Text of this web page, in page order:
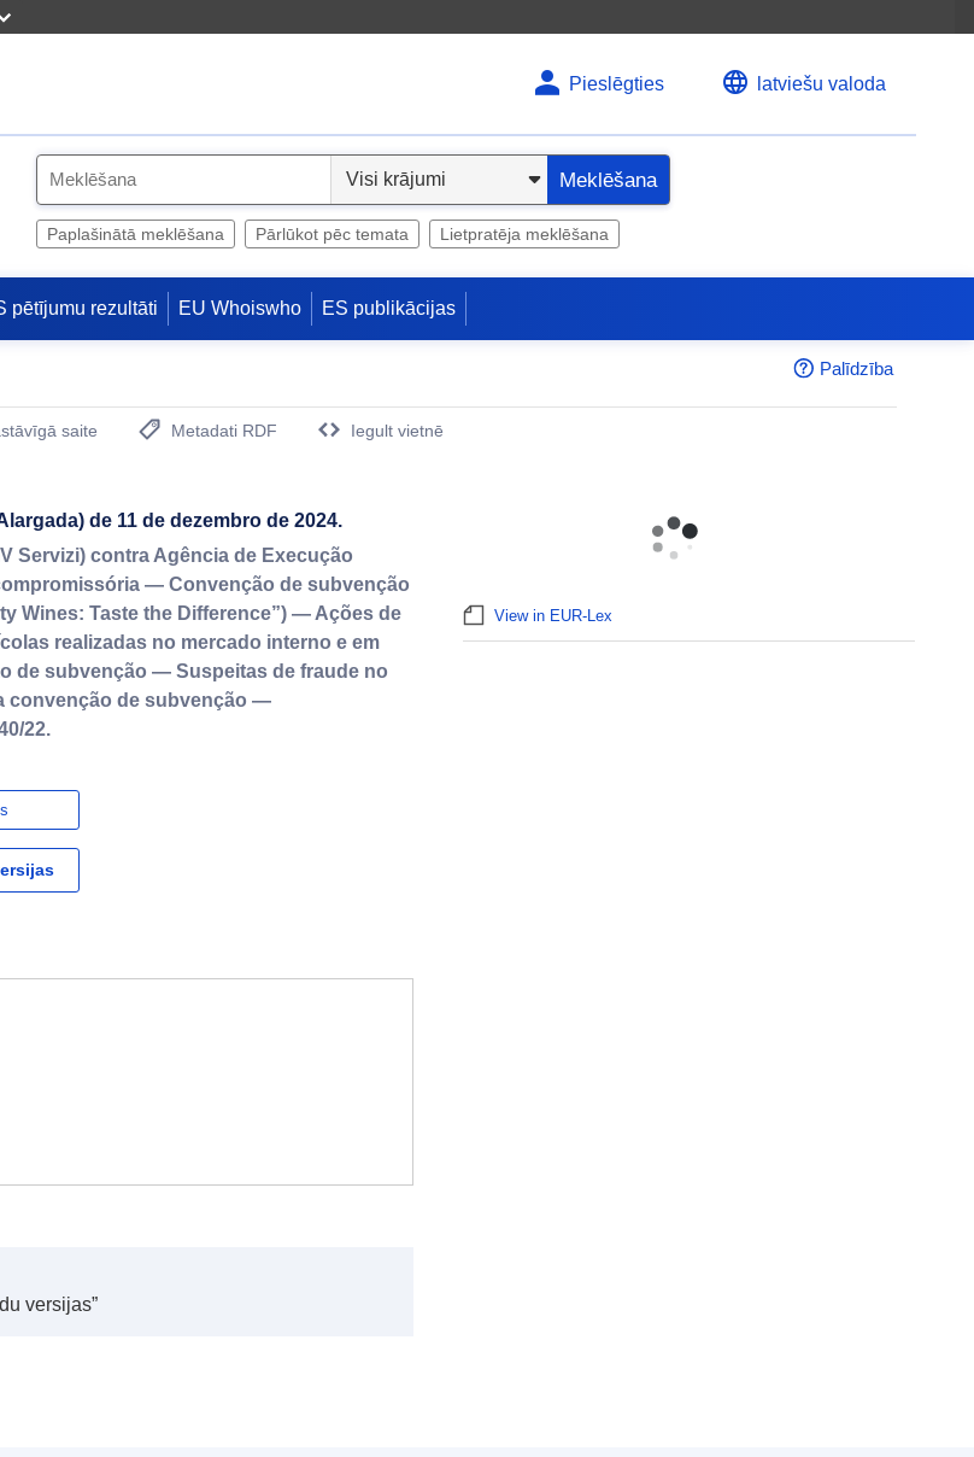
Pieslēgties latviešu valoda
e
Meklēšana
Paplašinātā meklēšana Pārlūkot pēc temata Lietpratēja meklēšana
pētījumu rezultāti EU Whoiswho ES publikācijas
Palīdzība
saite
Metadati RDF
Iegult vietnē
de 11 de dezembro de 2024.
Servizi) contra Agência de Execução
— Convenção de subvenção
Wines: Taste the Difference”) — Ações de
realizadas no mercado interno e em
de subvenção — Suspeitas de fraude no
convenção de subvenção —
22.
versijas”
View in EUR-Lex